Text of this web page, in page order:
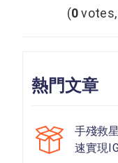
(0
熱門文章
手殘救
速實現